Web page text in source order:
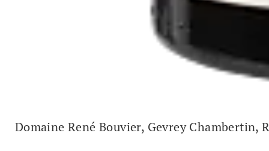
Domaine René Bouvier, Gevrey Chambertin,